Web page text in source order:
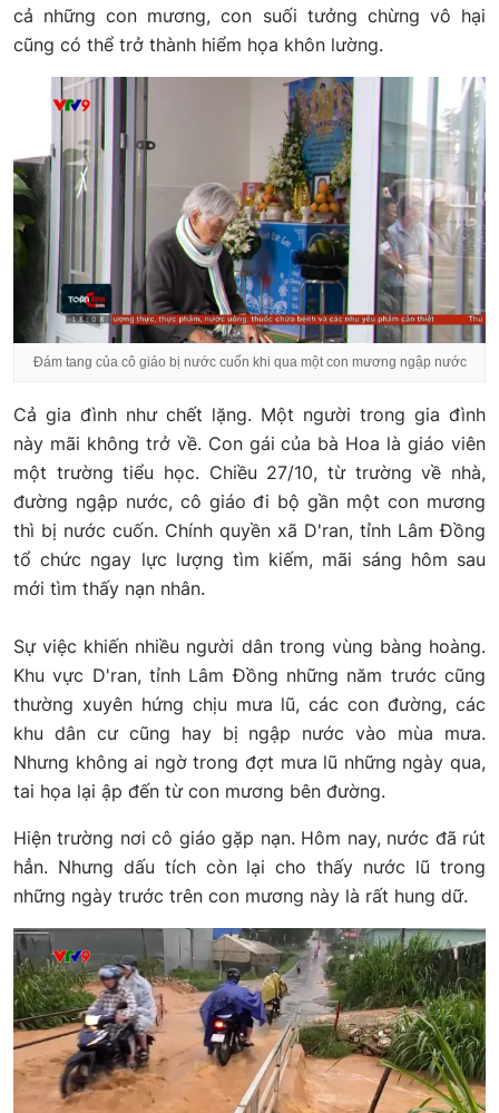
cả những con mương, con suối tưởng chừng vô hại
cũng có thể trở thành hiểm họa khôn lường.
Đám tang của cô giáo bị nước cuốn khi qua một con mương ngập nước
Cả gia đình như chết lặng. Một người trong gia đình
này mãi không trở về. Con gái của bà Hoa là giáo viên
một trường tiểu học. Chiều 27/10, từ trường về nhà,
đường ngập nước, cô giáo đi bộ gần một con mương
thì bị nước cuốn. Chính quyền xã D'ran, tỉnh Lâm Đồng
tổ chức ngay lực lượng tìm kiếm, mãi sáng hôm sau
mới tìm thấy nạn nhân.
Sự việc khiến nhiều người dân trong vùng bàng hoàng.
Khu vực D'ran, tỉnh Lâm Đồng những năm trước cũng
thường xuyên hứng chịu mưa lũ, các con đường, các
khu dân cư cũng hay bị ngập nước vào mùa mưa.
Nhưng không ai ngờ trong đợt mưa lũ những ngày qua,
tai họa lại ập đến từ con mương bên đường.
Hiện trường nơi cô giáo gặp nạn. Hôm nay, nước đã rút
hẳn. Nhưng dấu tích còn lại cho thấy nước lũ trong
những ngày trước trên con mương này là rất hung dữ.